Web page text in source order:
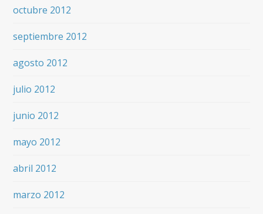
octubre 2012
septiembre 2012
agosto 2012
julio 2012
junio 2012
mayo 2012
abril 2012
marzo 2012